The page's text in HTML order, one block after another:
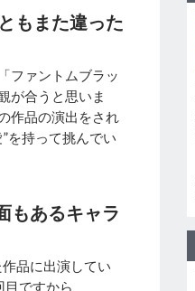
もまた違った
ファントムブラッ
が合うと思いま
作品の演出をされ
を持って挑んでい
もあるキャラ
品に出演してい
ですから